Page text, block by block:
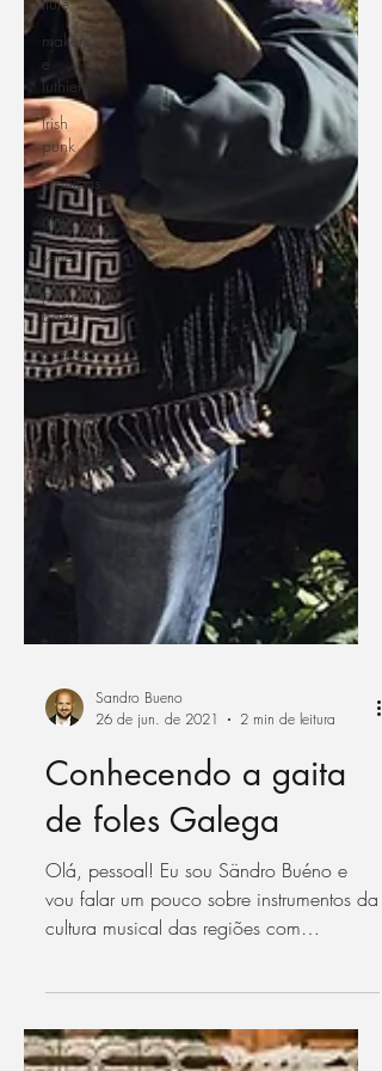
makers
e
luthiers
Irish
punk
crônicas
ritmo
séries
pint
basics
canção
26 de jun. de 2021
2 min de leitura
Conhecendo a gaita
de foles Galega
Olá, pessoal! Eu sou Sändro Buéno e